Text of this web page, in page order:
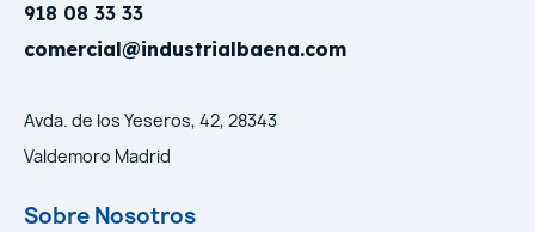
918 08 33 33
comercial@industrialbaena.com
Avda. de los Yeseros, 42, 28343
Valdemoro Madrid
Sobre Nosotros